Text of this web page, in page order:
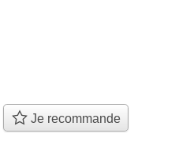
Je recommande